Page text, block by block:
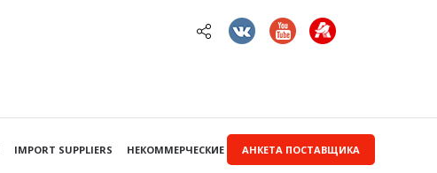
АНКЕТА ПОСТАВЩИКА
IMPORT SUPPLIERS НЕКОММЕРЧЕСКИЕ ЗАКУПКИ